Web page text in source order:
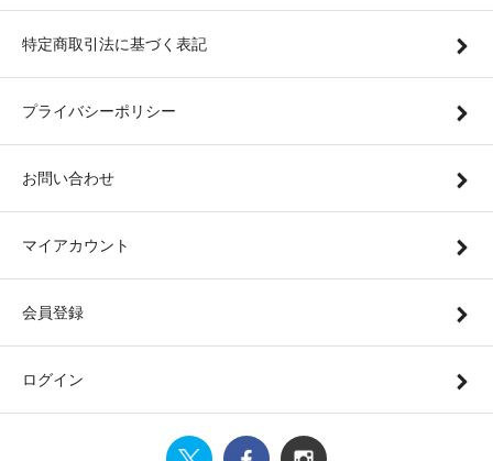
特定商取引法に基づく表記
プライバシーポリシー
お問い合わせ
マイアカウント
会員登録
ログイン